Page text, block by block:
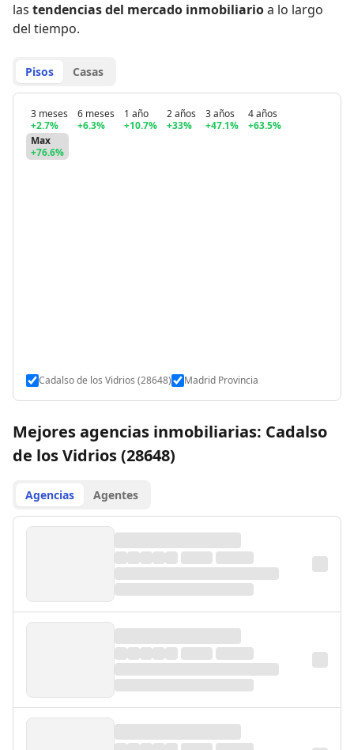
las tendencias del mercado inmobiliarioa lo largo
del tiempo.
Pisos Casas
3 meses
+2.7%
6 meses
+6.3%
1 año
+10.7%
2 años
+33%
3 años
+47.1%
4 años
+63.5%
Max
+76.6%
Cadalso de los Vidrios (28648) Madrid Provincia
Mejores agencias inmobiliarias: Cadalso
de los Vidrios (28648)
Agencias Agentes